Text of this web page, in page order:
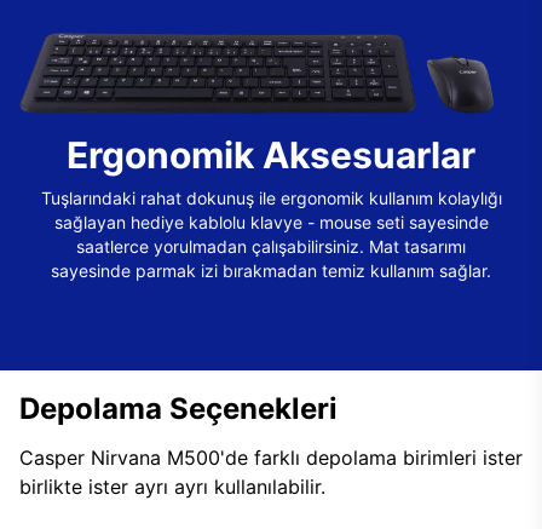
Ergonomik Aksesuarlar
Tuşlarındaki rahat dokunuş ile ergonomik kullanım kolaylığı
sağlayan hediye kablolu klavye - mouse seti sayesinde
saatlerce yorulmadan çalışabilirsiniz. Mat tasarımı
sayesinde parmak izi bırakmadan temiz kullanım sağlar.
Depolama Seçenekleri
Casper Nirvana M500'de farklı depolama birimleri ister
birlikte ister ayrı ayrı kullanılabilir.